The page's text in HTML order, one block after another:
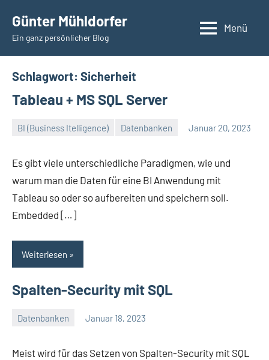
Inhalt
springen
Günter Mühldorfer
Ein ganz persönlicher Blog
Menü
Schlagwort: Sicherheit
Tableau + MS SQL Server
BI (Business Itelligence) Datenbanken Januar 20, 2023
Günter
Keine
Es gibt viele unterschiedliche Paradigmen, wie und
warum man die Daten für eine BI Anwendung mit
Tableau so oder so aufbereiten und speichern soll.
Embedded […]
Weiterlesen
Spalten-Security mit SQL
Datenbanken Januar 18, 2023
Meist wird für das Setzen von Spalten-Security mit SQL